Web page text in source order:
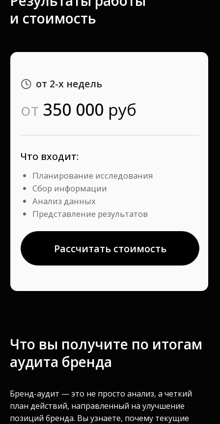
и стоимость
Что вы получите по итогам
аудита бренда
Бренд-аудит — это не просто анализ, а четкий
план действий, направленный на улучшение
позиций бренда. Вы узнаете, почему текущие